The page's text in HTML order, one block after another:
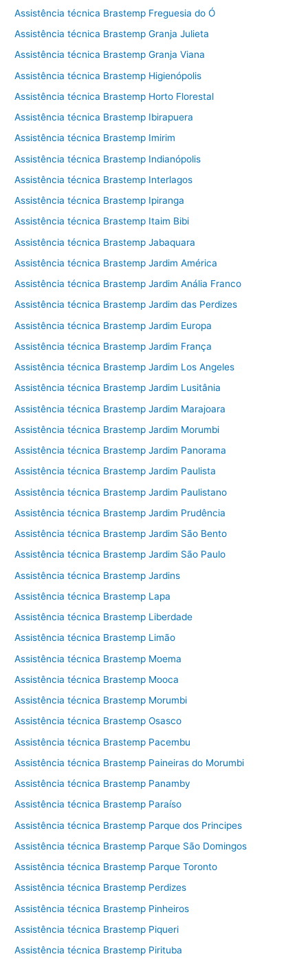
Assistência técnica Brastemp Freguesia do Ó
Assistência técnica Brastemp Granja Julieta
Assistência técnica Brastemp Granja Viana
Assistência técnica Brastemp Higienópolis
Assistência técnica Brastemp Horto Florestal
Assistência técnica Brastemp Ibirapuera
Assistência técnica Brastemp Imirim
Assistência técnica Brastemp Indianópolis
Assistência técnica Brastemp Interlagos
Assistência técnica Brastemp Ipiranga
Assistência técnica Brastemp Itaim Bibi
Assistência técnica Brastemp Jabaquara
Assistência técnica Brastemp Jardim América
Assistência técnica Brastemp Jardim Anália Franco
Assistência técnica Brastemp Jardim das Perdizes
Assistência técnica Brastemp Jardim Europa
Assistência técnica Brastemp Jardim França
Assistência técnica Brastemp Jardim Los Angeles
Assistência técnica Brastemp Jardim Lusitânia
Assistência técnica Brastemp Jardim Marajoara
Assistência técnica Brastemp Jardim Morumbi
Assistência técnica Brastemp Jardim Panorama
Assistência técnica Brastemp Jardim Paulista
Assistência técnica Brastemp Jardim Paulistano
Assistência técnica Brastemp Jardim Prudência
Assistência técnica Brastemp Jardim São Bento
Assistência técnica Brastemp Jardim São Paulo
Assistência técnica Brastemp Jardins
Assistência técnica Brastemp Lapa
Assistência técnica Brastemp Liberdade
Assistência técnica Brastemp Limão
Assistência técnica Brastemp Moema
Assistência técnica Brastemp Mooca
Assistência técnica Brastemp Morumbi
Assistência técnica Brastemp Osasco
Assistência técnica Brastemp Pacembu
Assistência técnica Brastemp Paineiras do Morumbi
Assistência técnica Brastemp Panamby
Assistência técnica Brastemp Paraíso
Assistência técnica Brastemp Parque dos Principes
Assistência técnica Brastemp Parque São Domingos
Assistência técnica Brastemp Parque Toronto
Assistência técnica Brastemp Perdizes
Assistência técnica Brastemp Pinheiros
Assistência técnica Brastemp Piqueri
Assistência técnica Brastemp Pirituba